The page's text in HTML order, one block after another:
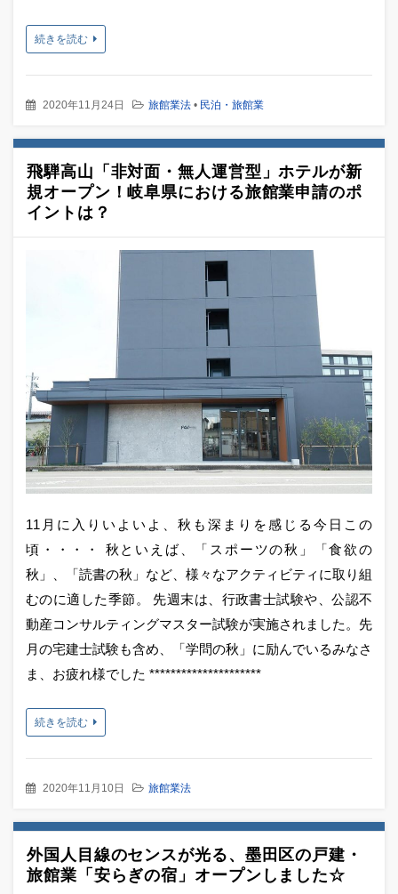
続きを読む
2020年11月24日 旅館業法 • 民泊・旅館業
飛騨高山「非対面・無人運営型」ホテルが新
規オープン！岐阜県における旅館業申請のポ
イントは？
11月に入りいよいよ、秋も深まりを感じる今日この
頃・・・・ 秋といえば、「スポーツの秋」「食欲の
秋」、「読書の秋」など、様々なアクティビティに取り組
むのに適した季節。 先週末は、行政書士試験や、公認不
動産コンサルティングマスター試験が実施されました。先
月の宅建士試験も含め、「学問の秋」に励んでいるみなさ
ま、お疲れ様でした *********************
続きを読む
2020年11月10日 旅館業法
外国人目線のセンスが光る、墨田区の戸建・
旅館業「安らぎの宿」オープンしました☆